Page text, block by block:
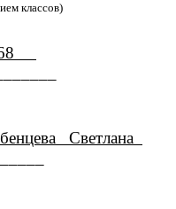
классов)
Светлана